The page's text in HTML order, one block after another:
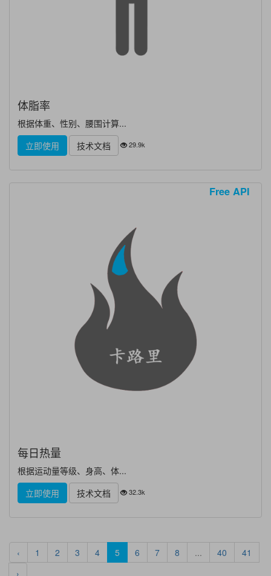
体脂率
根据体重、性别、腰围计算...
立即使用
技术文档 29.9k
Free API
每日热量
根据运动量等级、身高、体...
立即使用
技术文档 32.3k
‹ 1 2 3 4 5 6 7 8 ... 40
41
›